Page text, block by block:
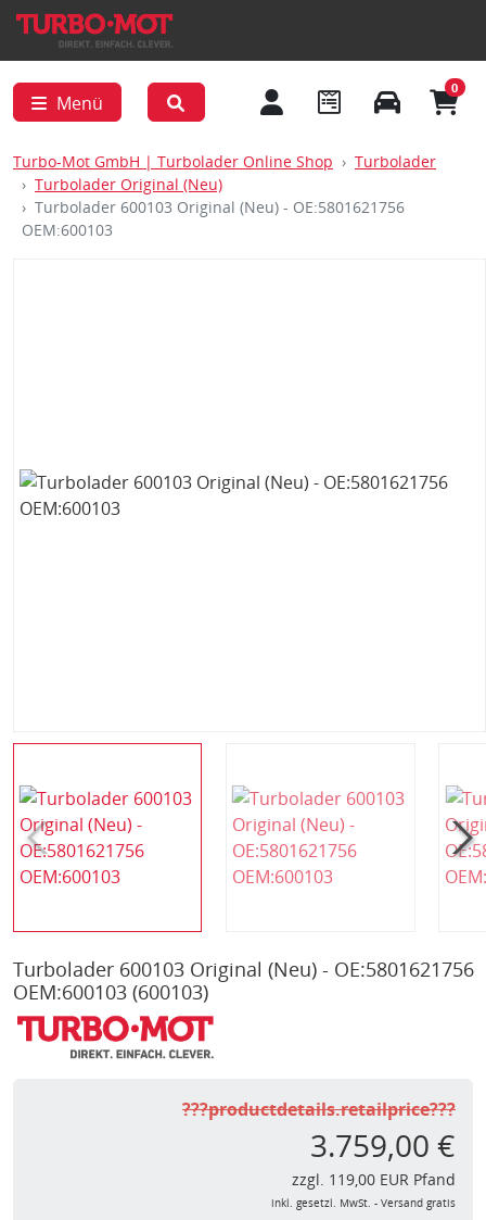
Menü
0
Turbo-Mot GmbH | Turbolader Online Shop
Turbolader
Turbolader Original (Neu)
Turbolader 600103 Original (Neu) - OE:5801621756
OEM:600103
Turbolader 600103 Original (Neu) - OE:5801621756
OEM:600103 (600103)
???productdetails.retailprice???
3.759,00 €
zzgl. 119,00 EUR Pfand
inkl. gesetzl. MwSt. - Versand gratis